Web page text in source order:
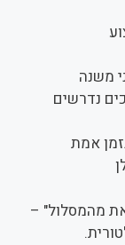
משנה
נדרשים
אמת
מהמסלול" –